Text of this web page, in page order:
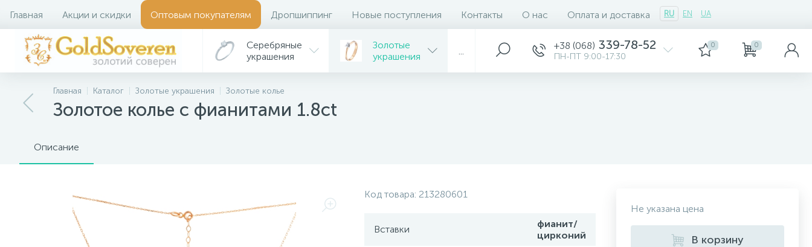
Главная Акции и скидки Оптовым покупателям Дропшиппинг Новые поступления Контакты О нас Оплата и доставка RU EN UA
Серебряные
украшения
Золотые
украшения
+38 (068) 339-78-52
ПН-ПТ 9:00-17:30
0 0
Главная Каталог Золотые украшения Золотые колье
Золотое колье с фианитами 1.8ct
Описание
Код товара: 213280601
Вставки
фианит/
цирконий
Не указана цена
В корзину